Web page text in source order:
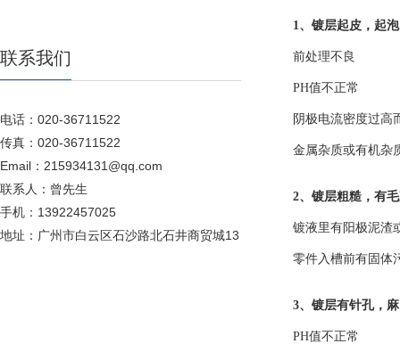
联系我们
电话：020-36711522
传真：020-36711522
Email：215934131@qq.com
联系人：曾先生
手机：13922457025
地址：广州市白云区石沙路北石井商贸城13
1、镀层起皮，
前处理不良
PH值不正常
阴极电流密度过
金属杂质或有机杂
2、镀层粗糙，
镀液里有阳极泥
零件入槽前有固体
3、镀层有针孔
PH值不正常